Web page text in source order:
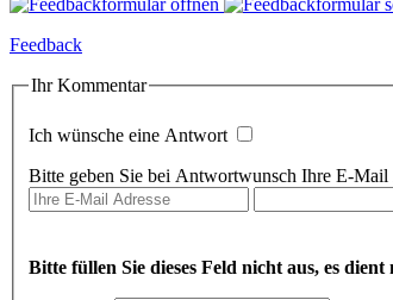
Feedback
Ihr Kommentar
Ich wünsche eine Antwort
Bitte geben Sie bei Antwortwunsch Ihre E-
Bitte füllen Sie dieses Feld nicht aus, es